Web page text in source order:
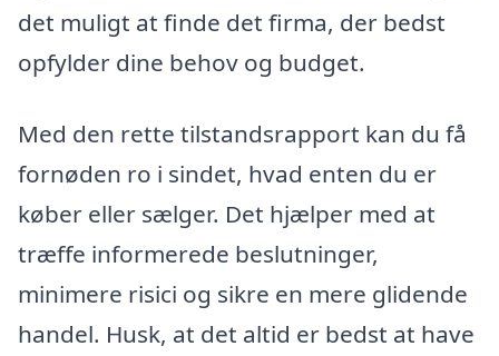
det muligt at finde det firma, der bedst
opfylder dine behov og budget.
Med den rette tilstandsrapport kan du få
fornøden ro i sindet, hvad enten du er
køber eller sælger. Det hjælper med at
træffe informerede beslutninger,
minimere risici og sikre en mere glidende
handel. Husk, at det altid er bedst at have